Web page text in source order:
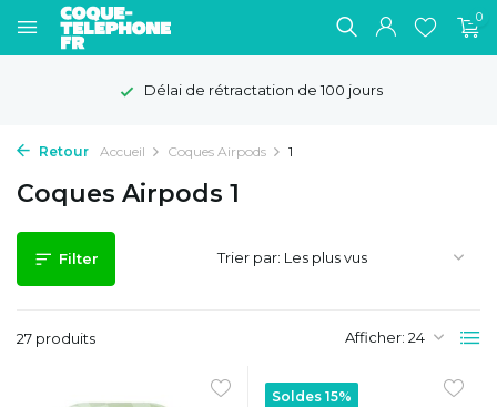
0
Livraison gratuite
Retour Accueil Coques Airpods 1
Coques Airpods 1
Filter
27 produits Afficher:
Trier par:
Soldes 15%